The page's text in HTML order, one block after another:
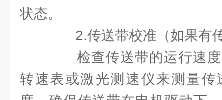
状态。
2.传送带校准（如果有
检查传送带的运行速度
转速表或激光测速仪来测量传